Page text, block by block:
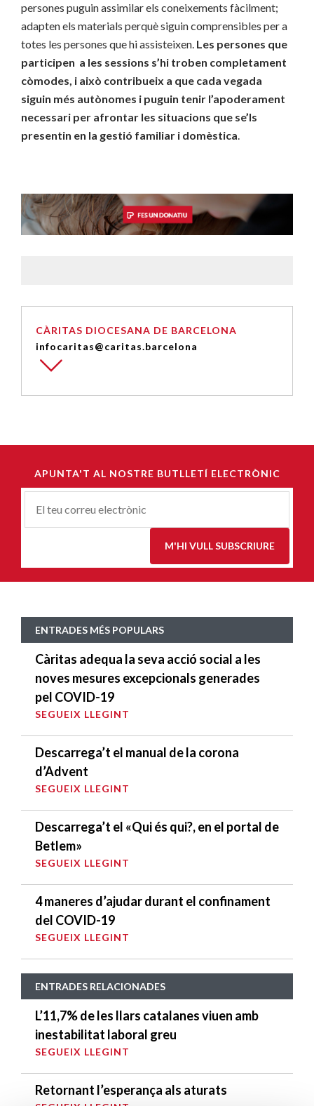
persones puguin assimilar els coneixements fàcilment;
adapten els materials perquè siguin comprensibles per a
totes les persones que hi assisteixen. Les persones que
participen a les sessions s’hi troben completament
còmodes, i això contribueix a que cada vegada
siguin més autònomes i puguin tenir l’apoderament
necessari per afrontar les situacions que se’ls
presentin en la gestió familiar i domèstica.
CÀRITAS DIOCESANA DE BARCELONA
infocaritas@caritas.barcelona
APUNTA'T AL NOSTRE BUTLLETÍ ELECTRÒNIC
Correu-
M'HI VULL SUBSCRIURE
ENTRADES MÉS POPULARS
Càritas adequa la seva acció social a les
noves mesures excepcionals generades
pel COVID-19
SEGUEIX LLEGINT
Descarrega’t el manual de la corona
d’Advent
SEGUEIX LLEGINT
Descarrega’t el «Qui és qui?, en el portal de
Betlem»
SEGUEIX LLEGINT
4 maneres d’ajudar durant el confinament
del COVID-19
SEGUEIX LLEGINT
ENTRADES RELACIONADES
L’11,7% de les llars catalanes viuen amb
inestabilitat laboral greu
SEGUEIX LLEGINT
Retornant l’esperança als aturats